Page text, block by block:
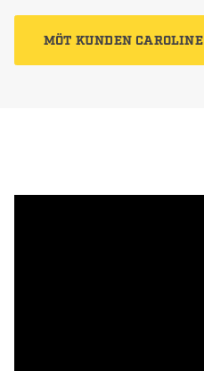
MÖT KUNDEN CAROLINE